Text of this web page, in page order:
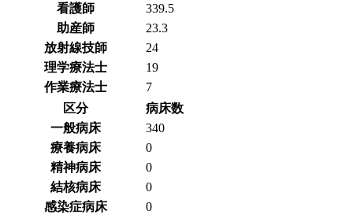
看護師
339.5
助産師
23.3
放射線技師
24
理学療法士
19
作業療法士
7
区分
病床数
一般病床
340
療養病床
0
精神病床
0
結核病床
0
感染症病床
0